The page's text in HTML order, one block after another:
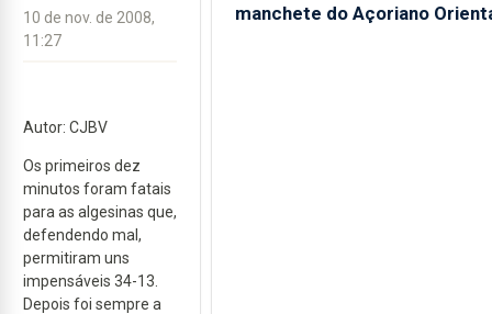
10 de nov. de 2008,
11:27
Autor: CJBV
Os primeiros dez
minutos foram fatais
para as algesinas que,
defendendo mal,
permitiram uns
impensáveis 34-13.
Depois foi sempre a
manchete do Açoriano